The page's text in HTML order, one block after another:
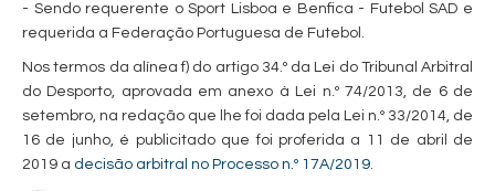
- Sendo requerente o Sport Lisboa e Benfica - Futebol SAD e
requerida a Federação Portuguesa de Futebol.
Nos termos da alínea f) do artigo 34.º da Lei do Tribunal Arbitral
do Desporto, aprovada em anexo à Lei n.º 74/2013, de 6 de
setembro, na redação que lhe foi dada pela Lei n.º 33/2014, de
16 de junho, é publicitado que foi proferida a 11 de abril de
2019 a decisão arbitral no Processo n.º 17A/2019.